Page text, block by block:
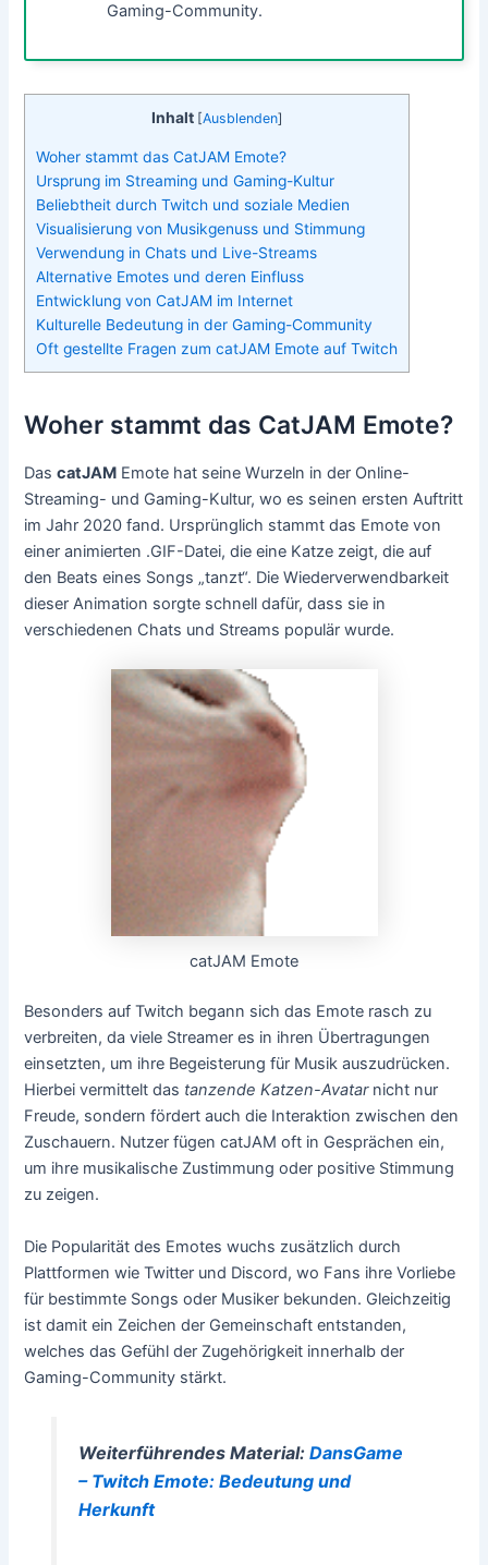
Gaming-Community.
Inhalt [Ausblenden]
Woher stammt das CatJAM Emote?
Ursprung im Streaming und Gaming-Kultur
Beliebtheit durch Twitch und soziale Medien
Visualisierung von Musikgenuss und Stimmung
Verwendung in Chats und Live-Streams
Alternative Emotes und deren Einfluss
Entwicklung von CatJAM im Internet
Kulturelle Bedeutung in der Gaming-Community
Oft gestellte Fragen zum catJAM Emote auf Twitch
Woher stammt das CatJAM Emote?
DascatJAM Emote hat seine Wurzeln in der Online-
Streaming- und Gaming-Kultur, wo es seinen ersten Auftritt
im Jahr 2020 fand. Ursprünglich stammt das Emote von
einer animierten .GIF-Datei, die eine Katze zeigt, die auf
den Beats eines Songs „tanzt“. Die Wiederverwendbarkeit
dieser Animation sorgte schnell dafür, dass sie in
verschiedenen Chats und Streams populär wurde.
catJAM Emote
Besonders auf Twitch begann sich das Emote rasch zu
verbreiten, da viele Streamer es in ihren Übertragungen
einsetzten, um ihre Begeisterung für Musik auszudrücken.
Hierbei vermittelt das tanzende Katzen-Avatarnicht nur
Freude, sondern fördert auch die Interaktion zwischen den
Zuschauern. Nutzer fügen catJAM oft in Gesprächen ein,
um ihre musikalische Zustimmung oder positive Stimmung
zu zeigen.
Die Popularität des Emotes wuchs zusätzlich durch
Plattformen wie Twitter und Discord, wo Fans ihre Vorliebe
für bestimmte Songs oder Musiker bekunden. Gleichzeitig
ist damit ein Zeichen der Gemeinschaft entstanden,
welches das Gefühl der Zugehörigkeit innerhalb der
Gaming-Community stärkt.
Weiterführendes Material: DansGame
– Twitch Emote: Bedeutung und
Herkunft